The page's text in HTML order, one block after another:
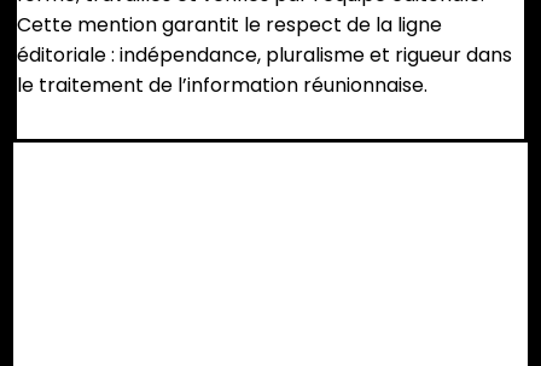
Cette mention garantit le respect de la ligne
éditoriale : indépendance, pluralisme et rigueur dans
le traitement de l’information réunionnaise.